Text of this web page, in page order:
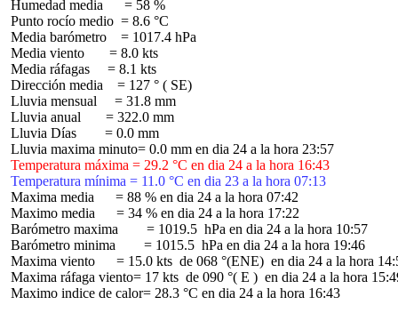
Humedad media      = 58 %
Punto rocío medio  = 8.6 °C
Media barómetro    = 1017.4 hPa
Media viento       = 8.0 kts
Media ráfagas     = 8.1 kts
Dirección media    = 127 ° ( SE)
Lluvia mensual     = 31.8 mm
Lluvia anual       = 322.0 mm
Lluvia Días        = 0.0 mm
Temperatura máxima = 29.2 °C en dia 24 a la hora 16:43
Temperatura mínima = 11.0 °C en dia 23 a la hora 07:13
Maxima media      = 88 % en dia 24 a la hora 07:42
Maximo media      = 34 % en dia 24 a la hora 17:22
Barómetro maxima        = 1019.5  hPa en dia 24 a la hora 10:57
Barómetro minima        = 1015.5  hPa en dia 24 a la hora 19:46
Maxima viento      = 15.0 kts  de 068 °(ENE)  en dia 24 a la hora
Maxima ráfaga viento= 17 kts  de 090 °( E )  en dia 24 a la hora
Maximo indice de calor= 28.3 °C en dia 24 a la hora 16:43